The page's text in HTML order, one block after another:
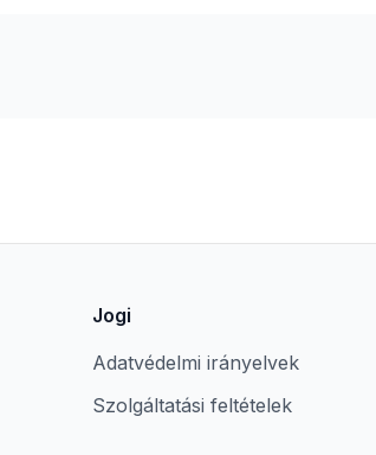
Jogi
Adatvédelmi irányelvek
Szolgáltatási feltételek